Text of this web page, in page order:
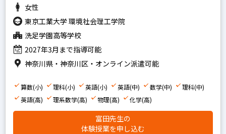
女性
東京工業大学 環境社会理工学院
洗足学園高等学校
2027年3月まで指導可能
神奈川県・神奈川区・オンライン派遣可能
算数(小) 理科(小) 英語(小) 英語(中) 数学(中)
理科(中)
英語(高)
理系数学(高) 物理(高) 化学(高)
富田先生の
体験授業を申し込む